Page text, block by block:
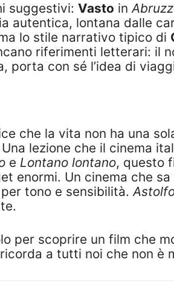
suggestivi: Vasto in
autentica, lontana dalle
lo stile narrativo tipico di
riferimenti letterari: il
porta con sé l’idea di
che la vita non ha una
lezione che il cinema
e Lontano lontano, questo
enormi. Un cinema che
tono e sensibilità.
per scoprire un film che
a tutti noi che non è